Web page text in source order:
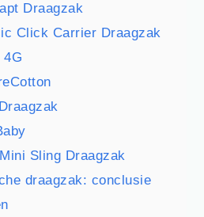
Draagzak
Click Carrier Draagzak
Sling Draagzak
draagzak: conclusie